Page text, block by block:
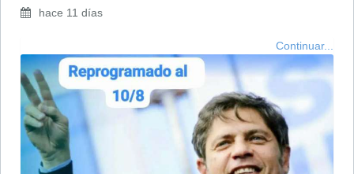
hace 11 días
Continuar...